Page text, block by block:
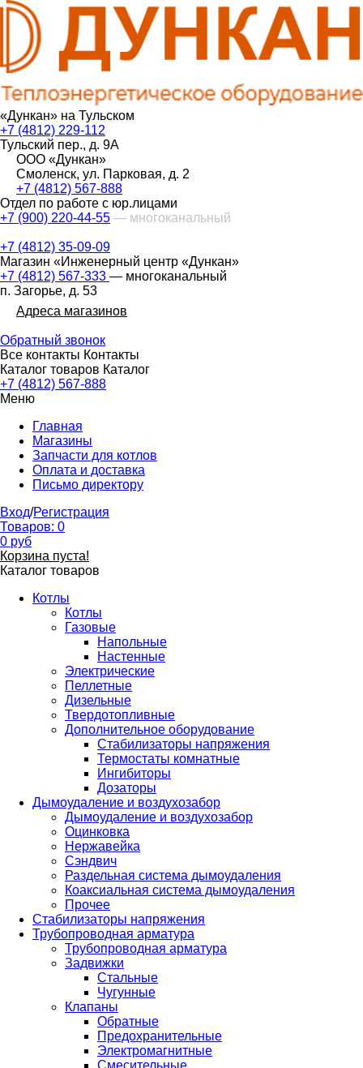
«Дункан» на Тульском
+7 (4812) 229-112
Тульский пер., д. 9А
ООО «Дункан»
Смоленск, ул. Парковая, д. 2
+7 (4812) 567-888
Отдел по работе с юр.лицами
+7 (900) 220-44-55 — многоканальный
+7 (4812) 35-09-09
Магазин «Инженерный центр «Дункан»
+7 (4812) 567-333 — многоканальный
п. Загорье, д. 53
Адреса магазинов
Обратный звонок
Все контакты Контакты
Каталог товаров Каталог
+7 (4812) 567-888
Меню
Главная
Магазины
Запчасти для котлов
Оплата и доставка
Письмо директору
Вход/Регистрация
Товаров: 0
0 руб
Корзина пуста!
Каталог товаров
Котлы
Котлы
Газовые
Напольные
Настенные
Электрические
Пеллетные
Дизельные
Твердотопливные
Дополнительное оборудование
Стабилизаторы напряжения
Термостаты комнатные
Ингибиторы
Дозаторы
Дымоудаление и воздухозабор
Дымоудаление и воздухозабор
Оцинковка
Нержавейка
Сэндвич
Раздельная система дымоудаления
Коаксиальная система дымоудаления
Прочее
Стабилизаторы напряжения
Трубопроводная арматура
Трубопроводная арматура
Задвижки
Стальные
Чугунные
Клапаны
Обратные
Предохранительные
Электромагнитные